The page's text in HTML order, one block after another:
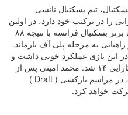
تیم بسکتبال نانسی
را در ترکیب خود دارد، در اولین
بازی از مرحله پلی این( Play-in ) لیگ برتر بسکتبال فرانسه با نتیجه ۸۸
راهیابی به مرحله پلی آف بازماند.
این بازی عملکرد خوبی داشت و
موفق به کسب ۱۲ امتیاز، ۶ ریباند و کارایی ۱۴ شد. محمد امینی پس از
اتمام فصل لیگ برتر بسکتبال فرانسه، در مراسم یارکشی ( Draft )